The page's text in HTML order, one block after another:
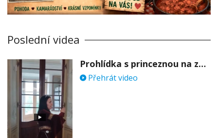
Poslední videa
Prohlídka s princeznou na zámku Stekník
Přehrát video